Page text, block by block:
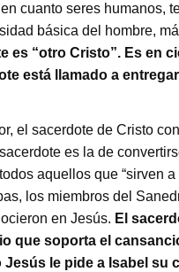
cuanto seres humanos,
básica del hombre,
es “otro Cristo”. Es en
está llamado a
el sacerdote de Cristo
es la de
aquellos que “sirven
los miembros del
en Jesús. El
que soporta el
le pide a Isabel su